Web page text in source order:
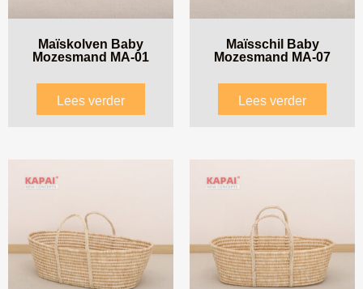
Maïskolven Baby
Mozesmand MA-01
Lees verder
Maïsschil Baby
Mozesmand MA-07
Lees verder